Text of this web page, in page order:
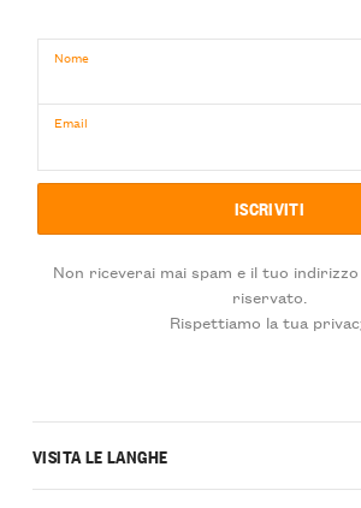
Nome
Email
Non riceverai mai spam e il tuo
riservato.
Rispettiamo la tua
VISITA LE LANGHE